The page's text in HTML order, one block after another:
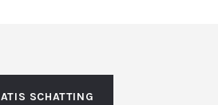
SCHATTING